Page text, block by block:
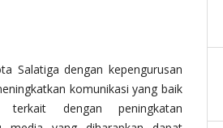
Salatiga dengan kepengurusan
komunikasi yang baik
dengan peningkatan